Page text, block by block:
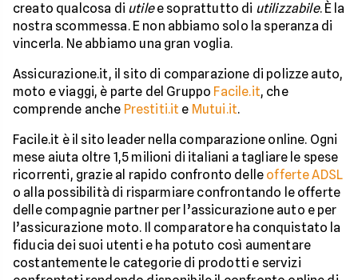
creato qualcosa di utilee soprattutto di utilizzabile. È la
nostra scommessa. E non abbiamo solo la speranza di
vincerla. Ne abbiamo una gran voglia.
Assicurazione.it, il sito di comparazione di polizze auto,
moto e viaggi, è parte del Gruppo Facile.it, che
comprende anche Prestiti.it e Mutui.it.
Facile.it è il sito leader nella comparazione online. Ogni
mese aiuta oltre 1,5 milioni di italiani a tagliare le spese
ricorrenti, grazie al rapido confronto delle offerte ADSL
o alla possibilità di risparmiare confrontando le offerte
delle compagnie partner per l’assicurazione auto e per
l’assicurazione moto. Il comparatore ha conquistato la
fiducia dei suoi utenti e ha potuto così aumentare
costantemente le categorie di prodotti e servizi